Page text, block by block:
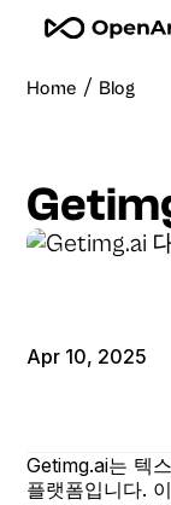
Home / Blog
Apr 10, 2025
Getimg.ai는 텍
플랫폼입니다.